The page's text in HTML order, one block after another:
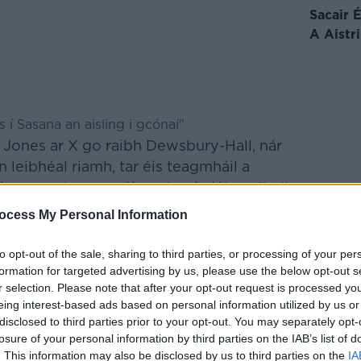
My Personal Information
opt-out of the sale, sharing to third parties, or processing of your
for targeted advertising by us, please use the below opt-out
selection. Please note that after your opt-out request is processed
interest-based ads based on personal information utilized by us
to third parties prior to your opt-out. You may separately
of your personal information by third parties on the IAB’s list of
This information may also be disclosed by us to third parties on the
í Sasana an aisling i gcónaí"
ar X go raibh Dewsbury-Hall, nár
leibhéal riamh, tar éis teagmháil a
chun a spéis a chur in iúl gealladh
i nGlas.
informed
his desire to pledge his allegiance
on Englands World Cup squad. Ex
Nations League games o
Keith.
May 23, 2026
Sacair
A